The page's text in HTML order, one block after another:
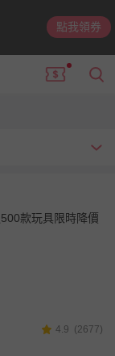
點我領券
林家組等人氣卡
禮物清單，快下滑
款玩具限時降價
4.9 (2677)